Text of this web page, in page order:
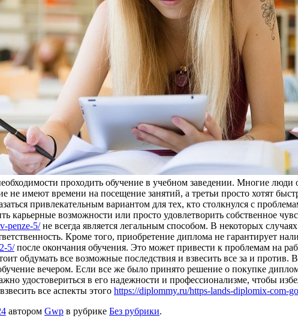
проходить обучение в учебном заведении. Многие
не имеют времени на посещение занятий, а третьи просто хотят
привлекательным вариантом для тех, кто столкнулся с
карьерные возможности или просто удовлетворить собственное
penze-5/не всегда является легальным способом. В некоторых
Кроме того, приобретение диплома не гарантирует
5/после окончания обучения. Это может привести к проблемам на
обдумать все возможные последствия и взвесить все за и против.
вечером. Если все же было принято решение о покупке
удостовериться в его надежности и профессионализме, чтобы
все аспекты этого https://diplommy.ru/https-lands-diplomix-com-
автором Gwp в рубрике Без рубрики.